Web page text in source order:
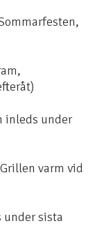
inleds under
varm vid
under sista